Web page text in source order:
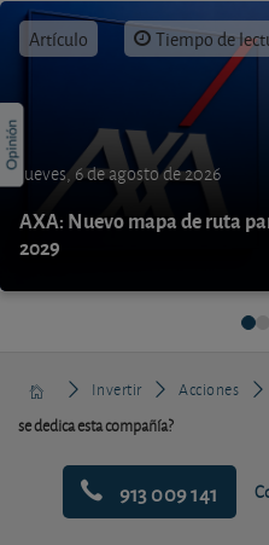
Artículo Tiempo de
jueves, 6 de agosto de 2026
AXA: Nuevo mapa de ruta
2029
Invertir Acciones
se dedica esta compañía?
913 009 141